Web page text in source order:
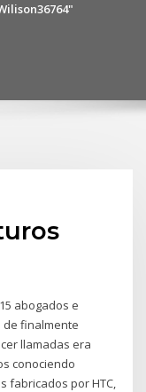
abogados e
de finalmente
llamadas era
conociendo
fabricados por HTC,